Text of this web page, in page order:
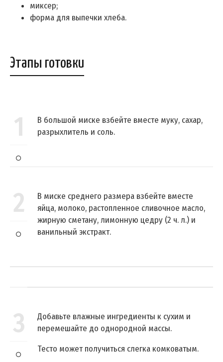
миксер;
форма для выпечки хлеба.
Этапы готовки
1
В большой миске взбейте вместе муку, сахар,
разрыхлитель и соль.
2
В миске среднего размера взбейте вместе
яйца, молоко, растопленное сливочное масло,
жирную сметану, лимонную цедру (2 ч. л.) и
ванильный экстракт.
3
Добавьте влажные ингредиенты к сухим и
перемешайте до однородной массы.
Тесто может получиться слегка комковатым.